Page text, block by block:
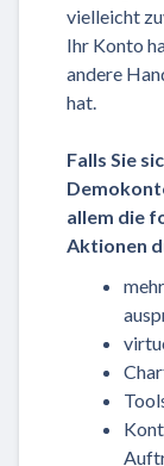
vielleicht
Ihr Konto
andere
hat.
Falls Sie
allem die
Aktionen